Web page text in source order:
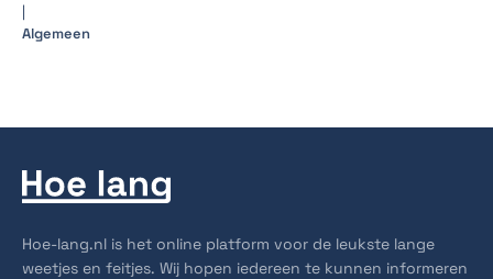
|
Algemeen
Hoe-lang.nl is het online platform voor de leukste lange
weetjes en feitjes. Wij hopen iedereen te kunnen informeren